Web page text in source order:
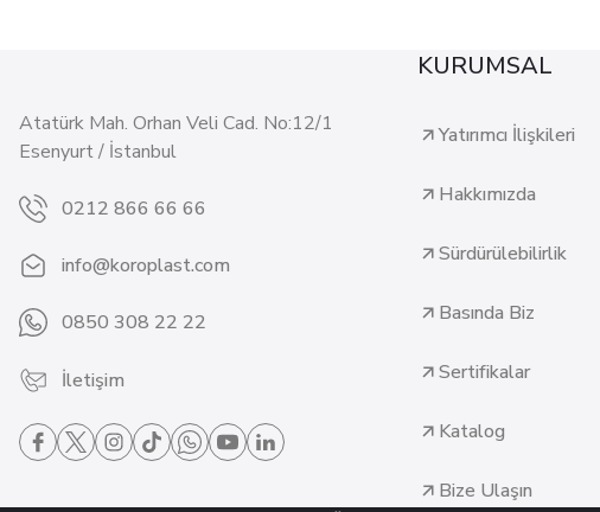
Atatürk Mah. Orhan Veli Cad. No:12/1
Esenyurt / İstanbul
0212 866 66 66
info@koroplast.com
0850 308 22 22
İletişim
KURUMSAL
Yatırımcı İlişkileri
Hakkımızda
Sürdürülebilirlik
Basında Biz
Sertifikalar
Katalog
Bize Ulaşın